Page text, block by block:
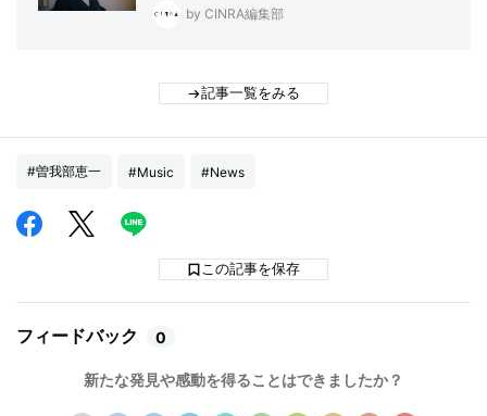
by CINRA編集部
記事一覧をみる
#曽我部恵一 #Music #News
この記事を保存
フィードバック 0
新たな発見や感動を得ることはできましたか？